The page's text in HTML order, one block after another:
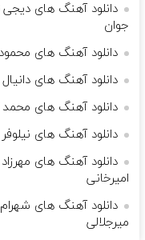
دانلود آهنگ های دیجی
جوان
دانلود آهنگ های
دانلود آهنگ های
دانلود آهنگ های
دانلود آهنگ های نیلوفر
دانلود آهنگ های مهرزاد
امیرخانی
دانلود آهنگ های شهرام
میرجلالی